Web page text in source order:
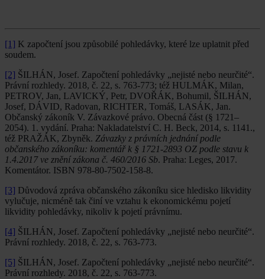
[1] K započtení jsou způsobilé pohledávky, které lze uplatnit před
soudem.
[2] ŠILHÁN, Josef. Započtení pohledávky „nejisté nebo neurčité“.
Právní rozhledy. 2018, č. 22, s. 763-773; též HULMÁK, Milan,
PETROV, Jan, LAVICKÝ, Petr, DVOŘÁK, Bohumil, ŠILHÁN,
Josef, DÁVID, Radovan, RICHTER, Tomáš, LASÁK, Jan.
Občanský zákoník V. Závazkové právo. Obecná část (§ 1721–
2054). 1. vydání. Praha: Nakladatelství C. H. Beck, 2014, s. 1141.,
též PRAŽÁK, Zbyněk. Závazky z právních jednání podle
občanského zákoníku: komentář k § 1721-2893 OZ podle stavu k
1.4.2017 ve znění zákona č. 460/2016 Sb. Praha: Leges, 2017.
Komentátor. ISBN 978-80-7502-158-8.
[3] Důvodová zpráva občanského zákoníku sice hledisko likvidity
vylučuje, nicméně tak činí ve vztahu k ekonomickému pojetí
likvidity pohledávky, nikoliv k pojetí právnímu.
[4] ŠILHÁN, Josef. Započtení pohledávky „nejisté nebo neurčité“.
Právní rozhledy. 2018, č. 22, s. 763-773.
[5] ŠILHÁN, Josef. Započtení pohledávky „nejisté nebo neurčité“.
Právní rozhledy. 2018, č. 22, s. 763-773.